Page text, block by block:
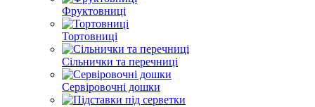
Фруктовниці
Тортовниці
Сільнички та перечниці
Сервіровочні дошки